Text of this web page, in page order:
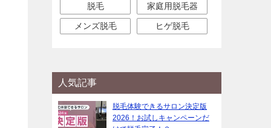
脱毛 家庭用脱毛器
メンズ脱毛 ヒゲ脱毛
人気記事
脱毛体験できるサロン決定版
2026！お試しキャンペーンだ